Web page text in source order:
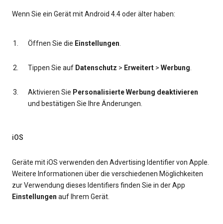
Wenn Sie ein Gerät mit Android 4.4 oder älter haben:
Öffnen Sie die Einstellungen.
Tippen Sie auf Datenschutz > Erweitert > Werbung.
Aktivieren Sie Personalisierte Werbung deaktivieren
und bestätigen Sie Ihre Änderungen.
iOS
Geräte mit iOS verwenden den Advertising Identifier von Apple.
Weitere Informationen über die verschiedenen Möglichkeiten
zur Verwendung dieses Identifiers finden Sie in der App
Einstellungen auf Ihrem Gerät.